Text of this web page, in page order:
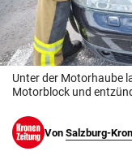
© Krone Multimedia
Muthgasse 2, 1190
Unter der Motorhaube
Motorblock und
Von Salzburg-